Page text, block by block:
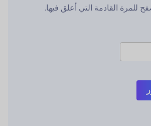
للمرة القادمة التي أعلق فيها.